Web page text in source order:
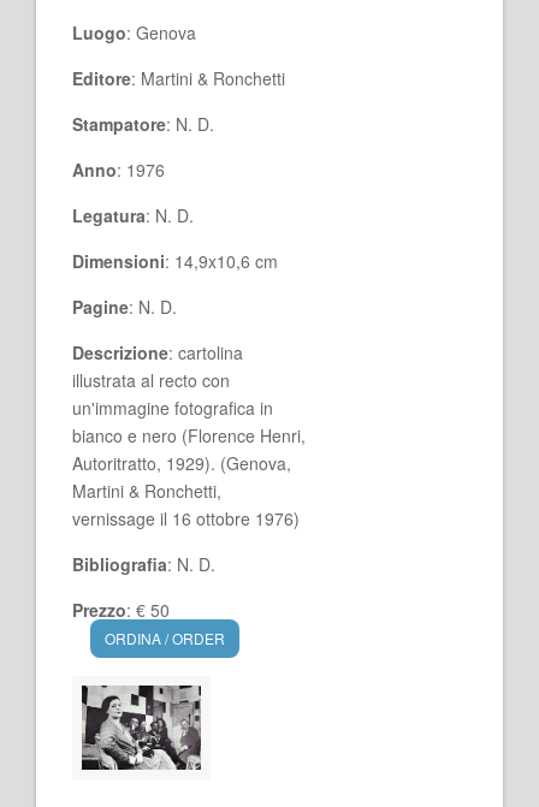
Luogo: Genova
Editore: Martini & Ronchetti
Stampatore: N. D.
Anno: 1976
Legatura: N. D.
Dimensioni: 14,9x10,6 cm
Pagine: N. D.
Descrizione: cartolina
illustrata al recto con
un'immagine fotografica in
bianco e nero (Florence Henri,
Autoritratto, 1929). (Genova,
Martini & Ronchetti,
vernissage il 16 ottobre 1976)
Bibliografia: N. D.
Prezzo: € 50
ORDINA / ORDER